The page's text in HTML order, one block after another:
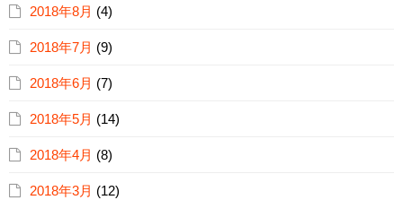
2018年8月 (4)
2018年7月 (9)
2018年6月 (7)
2018年5月 (14)
2018年4月 (8)
2018年3月 (12)